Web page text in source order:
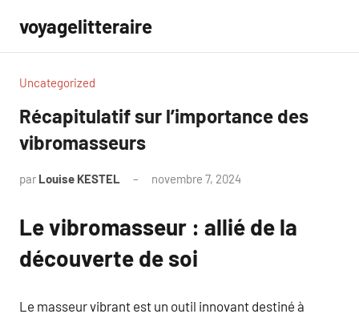
contenu
voyagelitteraire
Uncategorized
Récapitulatif sur l’importance des
vibromasseurs
par Louise KESTEL novembre 7, 2024
Le vibromasseur : allié de la
découverte de soi
Le masseur vibrant est un outil innovant destiné à